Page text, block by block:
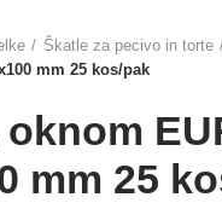
Škatle za pecivo in torte
mm 25 kos/pak
mm 25